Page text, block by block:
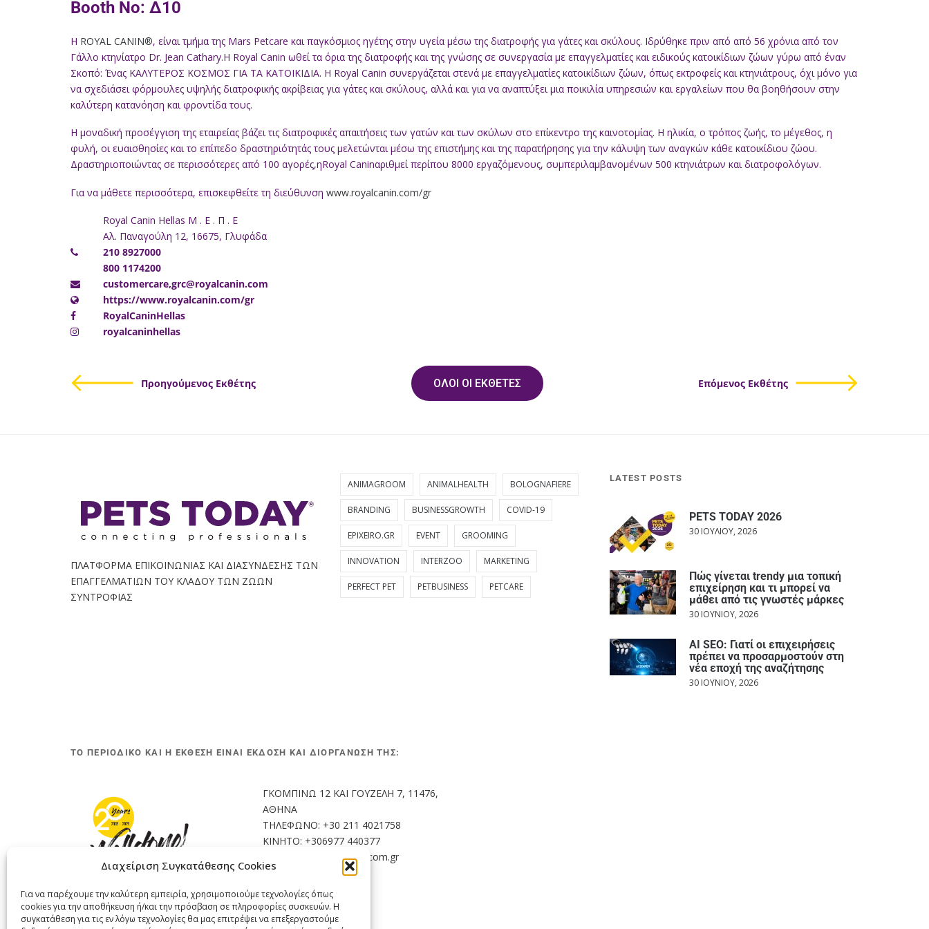
Διαχείριση Συγκατάθεσης Cookies
Για να παρέχουμε την καλύτερη εμπειρία, χρησιμοποιούμε τεχνολογίες όπως
cookies για την αποθήκευση ή/και την πρόσβαση σε πληροφορίες συσκευών. Η
συγκατάθεση για τις εν λόγω τεχνολογίες θα μας επιτρέψει να επεξεργαστούμε
Booth No: Δ10
Η ROYAL CANIN®, είναι τμήμα της Mars Petcare και παγκόσμιος ηγέτης στην υγεία μέσω της διατροφής για γάτες και σκύλους. Ιδρύθηκε πριν από από 56 χρόνια από τον
Γάλλο κτηνίατρο Dr. Jean Cathary.H Royal Canin ωθεί τα όρια της διατροφής και της γνώσης σε συνεργασία με επαγγελματίες και ειδικούς κατοικίδιων ζώων γύρω από έναν
Σκοπό: Ένας ΚΑΛΥΤΕΡΟΣ ΚΟΣΜΟΣ ΓΙΑ ΤΑ ΚΑΤΟΙΚΙΔΙΑ. Η Royal Canin συνεργάζεται στενά με επαγγελματίες κατοικίδιων ζώων, όπως εκτροφείς και κτηνιάτρους, όχι μόνο για
να σχεδιάσει φόρμουλες υψηλής διατροφικής ακρίβειας για γάτες και σκύλους, αλλά και για να αναπτύξει μια ποικιλία υπηρεσιών και εργαλείων που θα βοηθήσουν στην
καλύτερη κατανόηση και φροντίδα τους.
Η μοναδική προσέγγιση της εταιρείας βάζει τις διατροφικές απαιτήσεις των γατών και των σκύλων στο επίκεντρο της καινοτομίας. Η ηλικία, ο τρόπος ζωής, το μέγεθος, η
φυλή, οι ευαισθησίες και το επίπεδο δραστηριότητάς τους μελετώνται μέσω της επιστήμης και της παρατήρησης για την κάλυψη των αναγκών κάθε κατοικίδιου ζώου.
Δραστηριοποιώντας σε περισσότερες από 100 αγορές,ηRoyal Caninαριθμεί περίπου 8000 εργαζόμενους, συμπεριλαμβανομένων 500 κτηνιάτρων και διατροφολόγων.
Για να μάθετε περισσότερα, επισκεφθείτε τη διεύθυνση www.royalcanin.com/gr
Royal Canin Hellas Μ . Ε . Π . Ε
Αλ. Παναγούλη 12, 16675, Γλυφάδα
210 8927000
800 1174200
customercare,grc@royalcanin.com
https://www.royalcanin.com/gr
RoyalCaninHellas
royalcaninhellas
Προηγούμενος Εκθέτης ΟΛΟΙ ΟΙ ΕΚΘΕΤΕΣ Επόμενος Εκθέτης
ΠΛΑΤΦΟΡΜΑ ΕΠΙΚΟΙΝΩΝΙΑΣ ΚΑΙ ΔΙΑΣΥΝΔΕΣΗΣ ΤΩΝ
ΕΠΑΓΓΕΛΜΑΤΙΩΝ ΤΟΥ ΚΛΑΔΟΥ ΤΩΝ ΖΩΩΝ
ΣΥΝΤΡΟΦΙΑΣ
ANIMAGROOM ANIMALHEALTH BOLOGNAFIERE
BRANDING BUSINESSGROWTH COVID-19
EPIXEIRO.GR EVENT GROOMING
INNOVATION INTERZOO MARKETING
PERFECT PET PETBUSINESS PETCARE
LATEST POSTS
PETS TODAY 2026
30 ΙΟΥΛΊΟΥ, 2026
Πώς γίνεται trendy μια τοπική
επιχείρηση και τι μπορεί να
μάθει από τις γνωστές μάρκες
30 ΙΟΥΝΊΟΥ, 2026
AI SEO: Γιατί οι επιχειρήσεις
πρέπει να προσαρμοστούν στη
νέα εποχή της αναζήτησης
30 ΙΟΥΝΊΟΥ, 2026
ΤΟ ΠΕΡΙΟΔΙΚΟ ΚΑΙ Η ΕΚΘΕΣΗ ΕΙΝΑΙ ΕΚΔΟΣΗ ΚΑΙ ΔΙΟΡΓΑΝΩΣΗ ΤΗΣ:
ΓΚΟΜΠΙΝΩ 12 ΚΑΙ ΓΟΥΖΕΛΗ 7, 11476,
ΑΘΗΝΑ
ΤΗΛΕΦΩΝΟ: +30 211 4021758
ΚΙΝΗΤΟ: +306977 440377
info@welldone.com.gr